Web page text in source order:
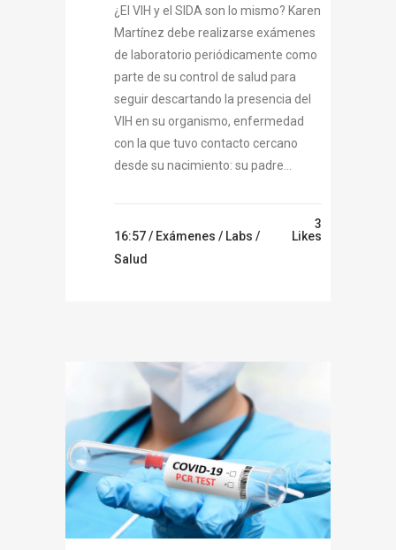
¿El VIH y el SIDA son lo mismo? Karen
Martínez debe realizarse exámenes
de laboratorio periódicamente como
parte de su control de salud para
seguir descartando la presencia del
VIH en su organismo, enfermedad
con la que tuvo contacto cercano
desde su nacimiento: su padre...
16:57 / Exámenes / Labs /
Salud
3
Likes